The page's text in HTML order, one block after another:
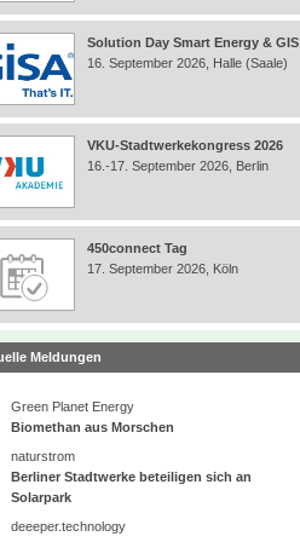
Solution Day Smart Energy & GIS
16. September 2026, Halle (Saale)
VKU-Stadtwerkekongress 2026
16.-17. September 2026, Berlin
450connect Tag
17. September 2026, Köln
Meldungen
Green Planet Energy
Biomethan aus Morschen
naturstrom
Berliner Stadtwerke beteiligen sich an
Solarpark
deeeper.technology